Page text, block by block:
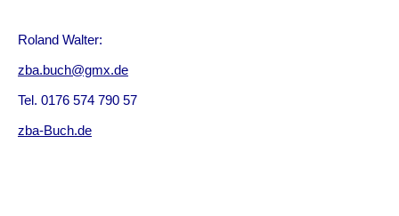
Roland Walter:
zba.buch@gmx.de
Tel. 0176 574 790 57
zba-Buch.de